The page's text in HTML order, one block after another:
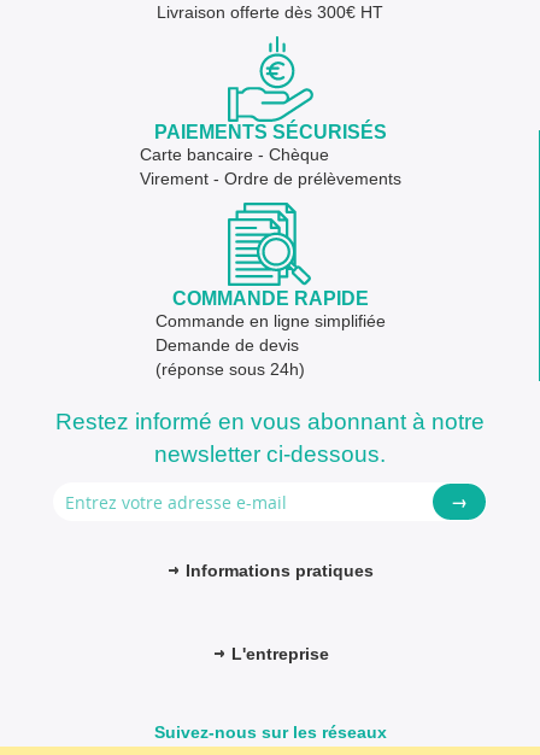
Livraison offerte dès 300€ HT
PAIEMENTS SÉCURISÉS
Carte bancaire - Chèque
Virement - Ordre de prélèvements
COMMANDE RAPIDE
Commande en ligne simplifiée
Demande de devis
(réponse sous 24h)
Restez informé en vous abonnant à notre
newsletter ci-dessous.
→
Informations pratiques
L'entreprise
Suivez-nous sur les réseaux